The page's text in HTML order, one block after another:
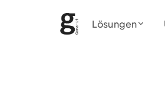
Lösungen